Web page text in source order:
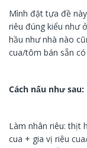
Vifon
Vinacafe
Vietsuisse
Mình đặt tựa đề
riêu đúng kiểu như
hầu như nhà nào
cua/tôm bán sẵn
Cách nấu như sau:
Làm nhân riêu: thịt
cua + gia vị riêu